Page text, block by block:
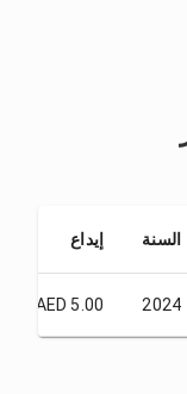
السنة إيداع
2024
AED 5.00